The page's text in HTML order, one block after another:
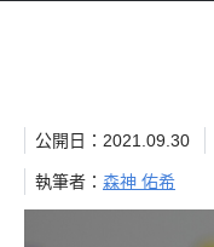
公開日：2021.09.30
執筆者： 森神 佑希